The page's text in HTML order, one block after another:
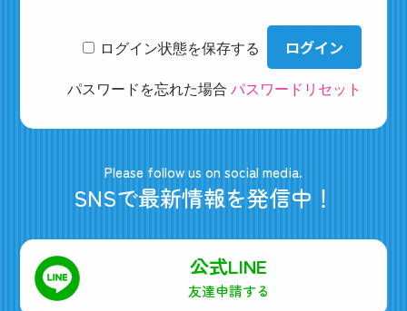
ログイン状態を保存する
パスワードを忘れた場合パスワードリセット
Please follow us on social media.
SNSで最新情報を発信中！
公式LINE
友達申請する